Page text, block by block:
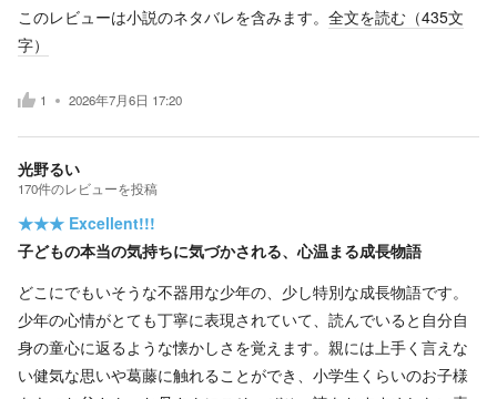
このレビューは小説のネタバレを含みます。 全文を読む（435文
字）
1 2026年7月6日 17:20
光野るい
170件のレビューを投稿
★★★ Excellent!!!
子どもの本当の気持ちに気づかされる、心温まる成長物語
どこにでもいそうな不器用な少年の、少し特別な成長物語です。
少年の心情がとても丁寧に表現されていて、読んでいると自分自
身の童心に返るような懐かしさを覚えます。親には上手く言えな
い健気な思いや葛藤に触れることができ、小学生くらいのお子様